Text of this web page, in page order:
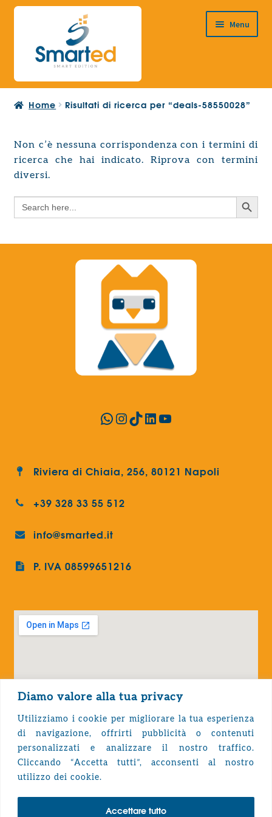
Diamo valore alla tua privacy
Utilizziamo i cookie per migliorare la tua esperienza
di navigazione, offrirti pubblicità o contenuti
personalizzati e analizzare il nostro traffico.
Cliccando “Accetta tutti”, acconsenti al nostro
utilizzo dei cookie.
Accettare tutto
Vai
navigazione
Vai
contenuto
Menu
HOME
PRODOTTI
Espandi
il
child
PROGETTAZIONE EUROPEA
menu
child
Search
Home Risultati di ricerca per “deals-58550028”
Non c’è nessuna corrispondenza con i termini di
ricerca che hai indicato. Riprova con termini
diversi.
Search
for:
Search Button
WhatsApp
Instagram
TikTok
LinkedIn
YouTube
Riviera di Chiaia, 256, 80121 Napoli
+39 328 33 55 512
info@smarted.it
P. IVA 08599651216
Privacy Policy